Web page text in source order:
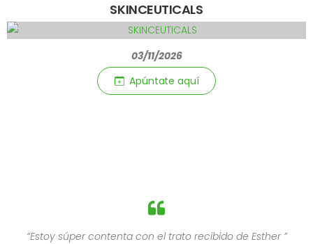
SKINCEUTICALS
03/11/2026
Apúntate aquí­
“Estoy súper contenta con el trato recibido de Esther ”